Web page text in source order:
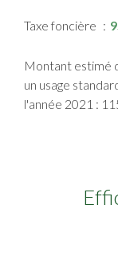
Taxe foncière
Montant estimé
un usage
l'année 2021 :